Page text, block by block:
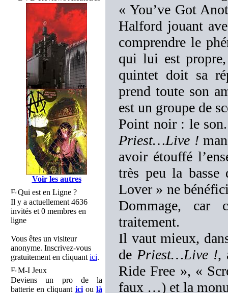
Voir les autres
Qui est en Ligne ?
Il y a actuellement 4636
invités et 0 membres en
ligne
Vous êtes un visiteur
anonyme. Inscrivez-vous
gratuitement en cliquant ici.
M-I Jeux
Deviens un pro de la
batterie en cliquant icioulà
« You’ve Got
Halford jouant
comprendre le
qui lui est
quintet doit sa
prend toute son
est un groupe de
Point noir : le
Priest…Live !
avoir étouffé
très peu la
Lover » ne
Dommage, car
traitement.
Il vaut mieux,
de Priest…Live !,
Ride Free », «
faux …) et la